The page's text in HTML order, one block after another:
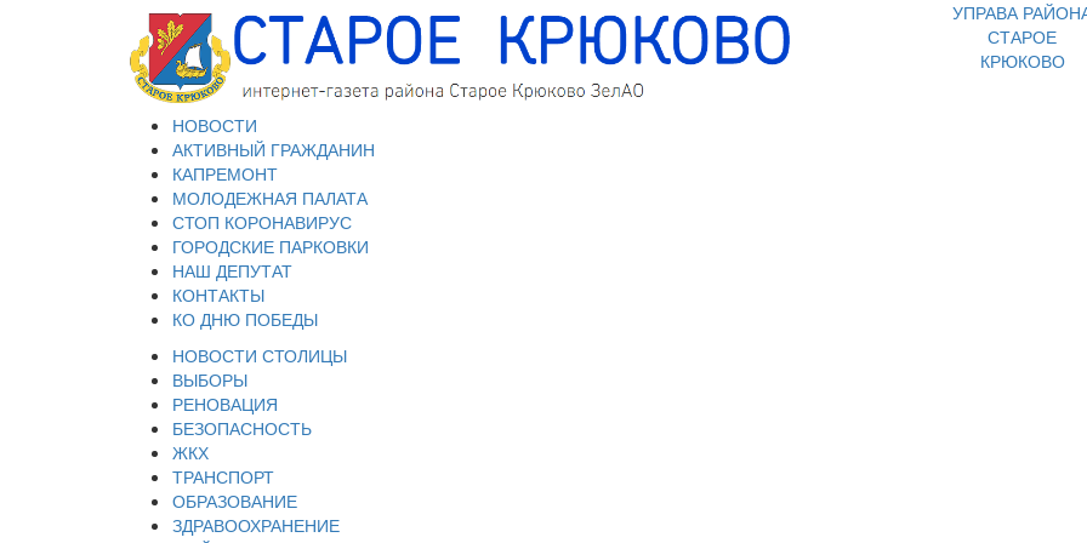
УПРАВА
СТАРОЕ
КРЮКОВО
НОВОСТИ
АКТИВНЫЙ ГРАЖДАНИН
КАПРЕМОНТ
МОЛОДЕЖНАЯ ПАЛАТА
СТОП КОРОНАВИРУС
ГОРОДСКИЕ ПАРКОВКИ
НАШ ДЕПУТАТ
КОНТАКТЫ
КО ДНЮ ПОБЕДЫ
НОВОСТИ СТОЛИЦЫ
ВЫБОРЫ
РЕНОВАЦИЯ
БЕЗОПАСНОСТЬ
ЖКХ
ТРАНСПОРТ
ОБРАЗОВАНИЕ
ЗДРАВООХРАНЕНИЕ